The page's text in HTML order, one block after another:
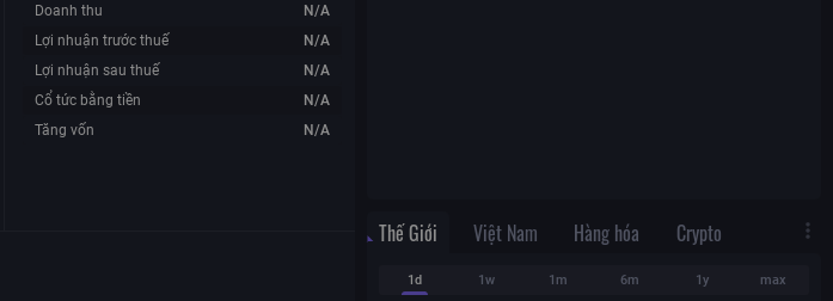
Doanh thu
N/A
Lợi nhuận trước thuế
N/A
Lợi nhuận sau thuế
N/A
Cổ tức bằng tiền
N/A
Tăng vốn
N/A
Thế Giới Việt Nam Hàng hóa Crypto
1d 1w 1m 6m 1y max